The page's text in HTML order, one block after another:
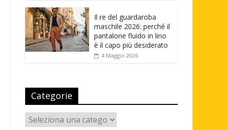
Il re del guardaroba
maschile 2026: perché il
pantalone fluido in lino
è il capo più desiderato
4 Maggio 2026
Categorie
Categorie